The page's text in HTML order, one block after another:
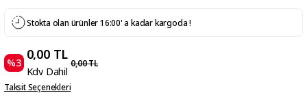
Stokta olan ürünler 16:00' a kadar kargoda !
%3
0,00 TL
Kdv Dahil
0,00 TL
Taksit Seçenekleri